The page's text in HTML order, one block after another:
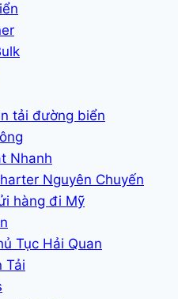
tải đường biển
Nhanh
Nguyên Chuyến
hàng đi Mỹ
Tục Hải Quan
Tải